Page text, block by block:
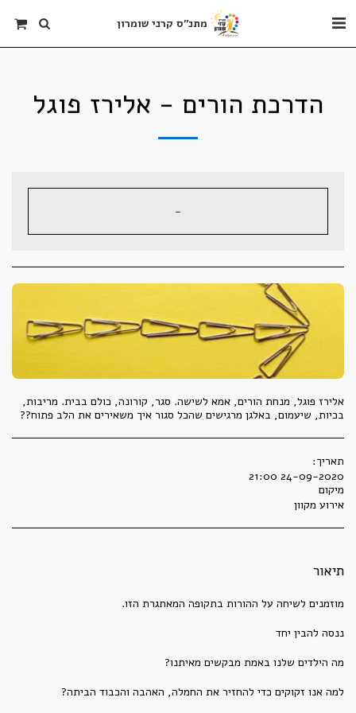
מתנ"ס קרני שומרון
הדרכת הורים - אלירז פוגל
-
אלירז פוגל, מנחת הורים, אמא לשישה. סגר, קורונה, כולם בבית. מריבות,
בכיות, שיעמום, באלגן מרגישים שהכל סגור איך משאירים את הלב פתוח??
תאריך:
24-09-2020 21:00
מיקום
אירוע מקוון
תיאור
מוזמנים לשיחה על ההורות בתקופה המאתגרת הזו.
ננסה להבין יחד
מה הילדים שלנו באמת מבקשים מאיתנו?
למה אנו זקוקים כדי להחזיר את החמלה, האהבה והכבוד הביתה?